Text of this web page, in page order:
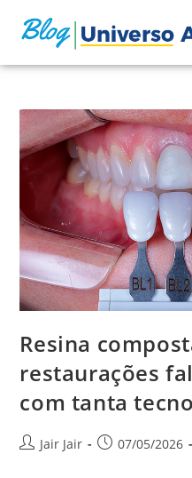
Resina
restaurações
com tanta
Jair Jair 07/05/2026